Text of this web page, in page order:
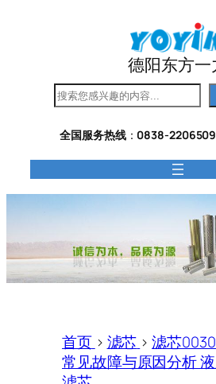
德阳东方一
搜
索
全国服务热线： 0838-
首页 > 滤芯 >滤芯
常见故障与原因分析